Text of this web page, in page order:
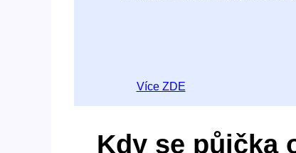
Více ZDE
Kdy se půjčka